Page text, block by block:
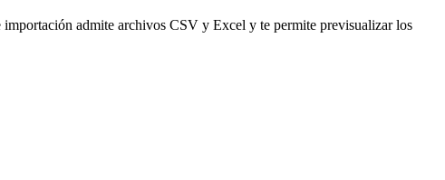
importación admite archivos CSV y Excel y te permite previsualizar los